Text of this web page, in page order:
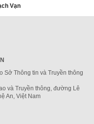
Vạn
Sở Thông tin và Truyền thông
và Truyền thông, đường Lê
An, Việt Nam